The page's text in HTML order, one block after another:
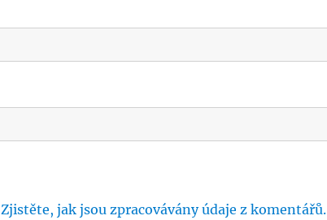
Zjistěte, jak jsou zpracovávány údaje z komentářů.